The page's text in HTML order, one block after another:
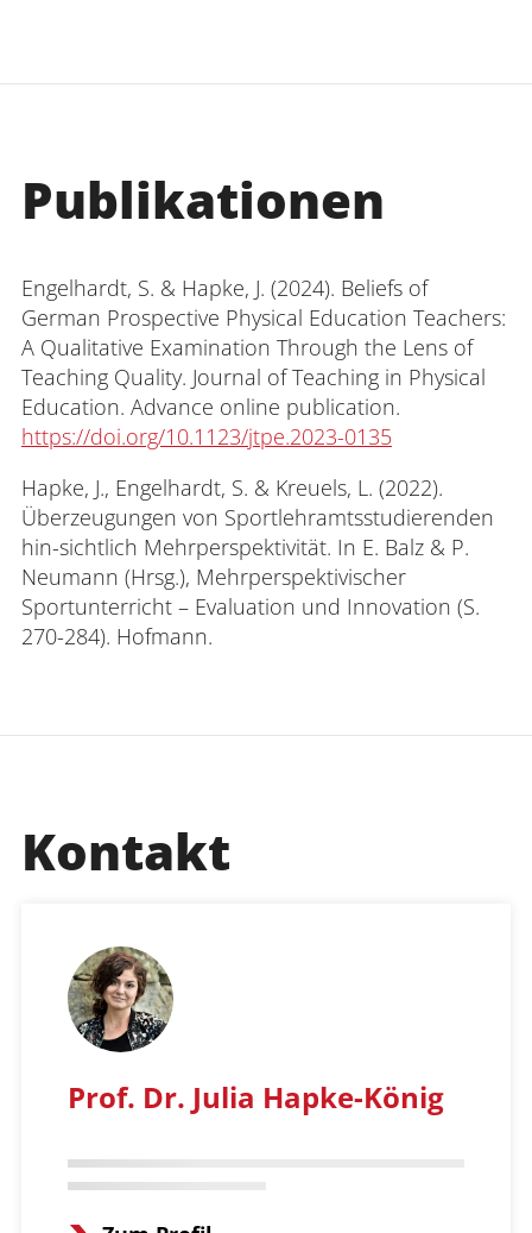
Publikationen
Engelhardt, S. & Hapke, J. (2024). Beliefs of
German Prospective Physical Education Teachers:
A Qualitative Examination Through the Lens of
Teaching Quality. Journal of Teaching in Physical
Education. Advance online publication.
https://doi.org/10.1123/jtpe.2023-0135
Hapke, J., Engelhardt, S. & Kreuels, L. (2022).
Überzeugungen von Sportlehramtsstudierenden
hin-sichtlich Mehrperspektivität. In E. Balz & P.
Neumann (Hrsg.), Mehrperspektivischer
Sportunterricht – Evaluation und Innovation (S.
270-284). Hofmann.
Kontakt
Prof. Dr. Julia Hapke-König